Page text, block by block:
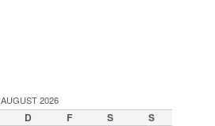
AUGUST 2026
D F S
S